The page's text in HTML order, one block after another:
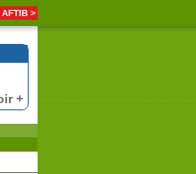
AFTIB >
+